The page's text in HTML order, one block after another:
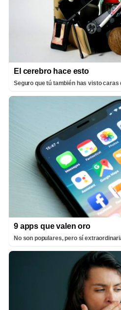
El cerebro hace esto
Seguro que tú también has visto caras
9 apps que valen oro
No son populares, pero sí